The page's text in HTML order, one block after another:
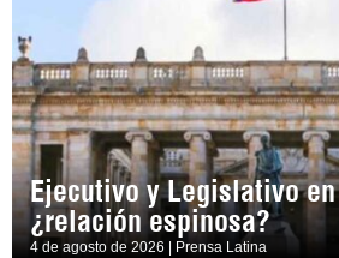
Ejecutivo y Legislativo
¿relación espinosa?
4 de agosto de 2026 | Prensa Latina